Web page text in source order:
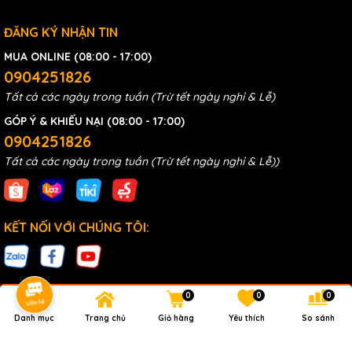
ĐĂNG KÝ NHẬN TIN
MUA ONLINE (08:00 - 17:00)
0904251826
Tất cả các ngày trong tuần (Trừ tết ngày nghỉ & Lễ)
GÓP Ý & KHIẾU NẠI (08:00 - 17:00)
0904251826
Tất cả các ngày trong tuần (Trừ tết ngày nghỉ & Lễ))
KẾT NỐI VỚI CHÚNG TÔI:
Bản quyền thuộc về MC&TT Co.,Ltd
Danh mục Trang chủ Giỏ hàng
0
Yêu thích
0
So sánh
0